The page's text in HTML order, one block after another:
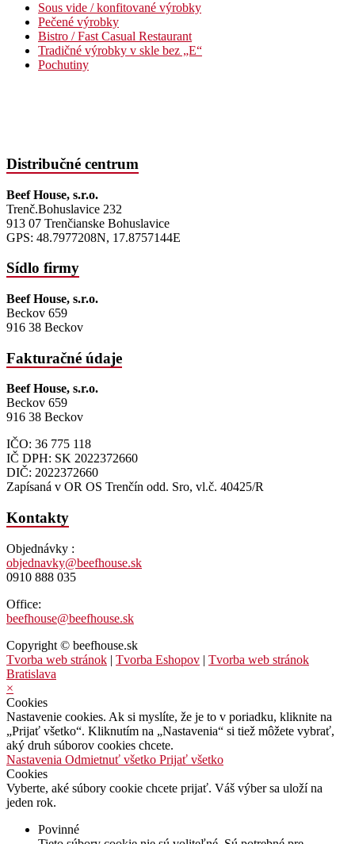
Sous vide / konfitované výrobky
Pečené výrobky
Bistro / Fast Casual Restaurant
Tradičné výrobky v skle bez „E“
Pochutiny
Distribučné centrum
Beef House, s.r.o.
Trenč.Bohuslavice 232
913 07 Trenčianske Bohuslavice
GPS: 48.7977208N, 17.8757144E
Sídlo firmy
Beef House, s.r.o.
Beckov 659
916 38 Beckov
Fakturačné údaje
Beef House, s.r.o.
Beckov 659
916 38 Beckov
IČO: 36 775 118
IČ DPH: SK 2022372660
DIČ: 2022372660
Zapísaná v OR OS Trenčín odd. Sro, vl.č. 40425/R
Kontakty
Objednávky :
objednavky@beefhouse.sk
0910 888 035
Office:
beefhouse@beefhouse.sk
Copyright © beefhouse.sk
Tvorba web stránok | Tvorba Eshopov | Tvorba web stránok
Bratislava
×
Cookies
Nastavenie cookies. Ak si myslíte, že je to v poriadku, kliknite na
„Prijať všetko“. Kliknutím na „Nastavenia“ si tiež môžete vybrať,
aký druh súborov cookies chcete.
Nastavenia Odmietnuť všetko Prijať všetko
Cookies
Vyberte, aké súbory cookie chcete prijať. Váš výber sa uloží na
jeden rok.
Povinné